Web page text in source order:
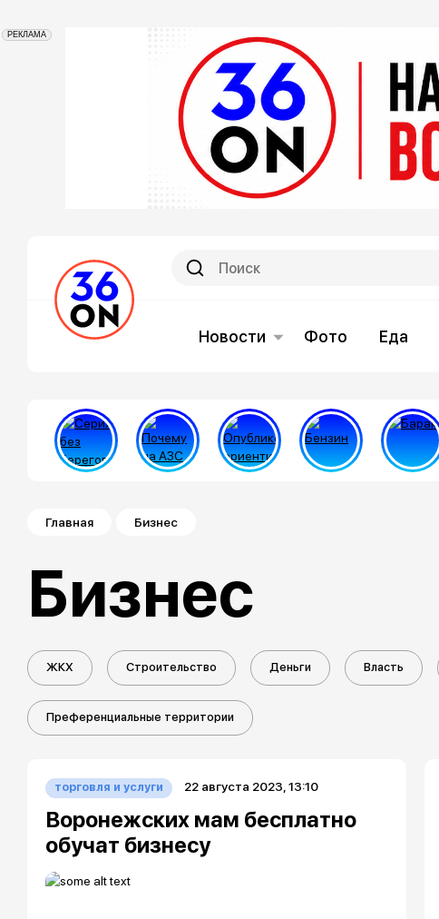
РЕКЛАМА
Новости Фото Еда
Строка навигации
Главная Бизнес
Бизнес
ЖКХ Строительство Деньги Власть
Преференциальные территории
торговля и услуги 22 августа 2023, 13:10
Воронежских мам бесплатно
обучат бизнесу